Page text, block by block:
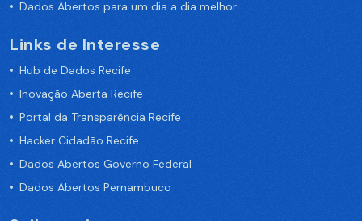
Dados Abertos para um dia a dia melhor
Links de Interesse
Hub de Dados Recife
Inovação Aberta Recife
Portal da Transparência Recife
Hacker Cidadão Recife
Dados Abertos Governo Federal
Dados Abertos Pernambuco